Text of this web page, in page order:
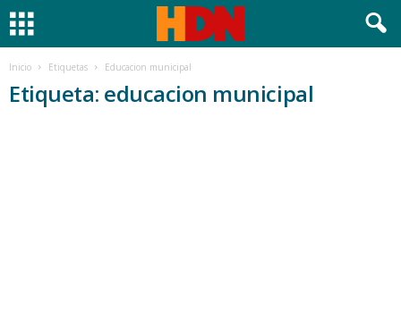
Inicio Etiquetas Educacion municipal
Etiqueta: educacion municipal